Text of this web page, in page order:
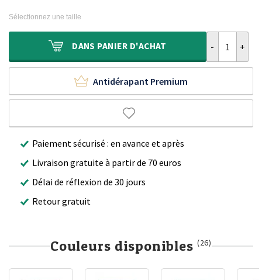
260,00 €.
159,95 €.
Sélectionnez une taille
DANS PANIER D'ACHAT
Antidérapant Premium
Paiement sécurisé : en avance et après
Livraison gratuite à partir de 70 euros
Délai de réflexion de 30 jours
Retour gratuit
Couleurs disponibles (26)